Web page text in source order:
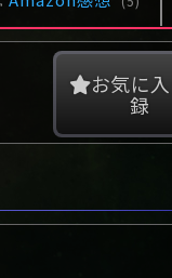
ヘ
ホ
モ お気に
録